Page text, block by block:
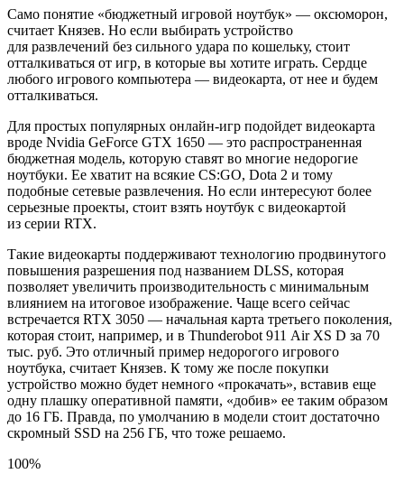
Само понятие «бюджетный игровой ноутбук» — оксюморон,
считает Князев. Но если выбирать устройство
для развлечений без сильного удара по кошельку, стоит
отталкиваться от игр, в которые вы хотите играть. Сердце
любого игрового компьютера — видеокарта, от нее и будем
отталкиваться.
Для простых популярных онлайн-игр подойдет видеокарта
вроде Nvidia GeForce GTX 1650 — это распространенная
бюджетная модель, которую ставят во многие недорогие
ноутбуки. Ее хватит на всякие CS:GO, Dota 2 и тому
подобные сетевые развлечения. Но если интересуют более
серьезные проекты, стоит взять ноутбук с видеокартой
из серии RTX.
Такие видеокарты поддерживают технологию продвинутого
повышения разрешения под названием DLSS, которая
позволяет увеличить производительность с минимальным
влиянием на итоговое изображение. Чаще всего сейчас
встречается RTX 3050 — начальная карта третьего поколения,
которая стоит, например, и в Thunderobot 911 Air XS D за 70
тыс. руб. Это отличный пример недорогого игрового
ноутбука, считает Князев. К тому же после покупки
устройство можно будет немного «прокачать», вставив еще
одну плашку оперативной памяти, «добив» ее таким образом
до 16 ГБ. Правда, по умолчанию в модели стоит достаточно
скромный SSD на 256 ГБ, что тоже решаемо.
100%